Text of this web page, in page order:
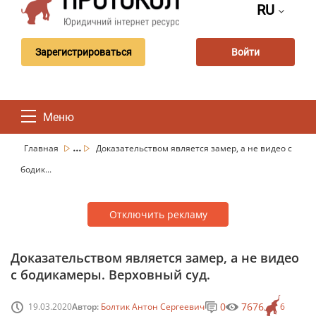
RU
Зарегистрироваться Войти
Меню
Главная ...
Доказательством является замер, а не видео с
бодик...
Отключить рекламу
Доказательством является замер, а не видео
с бодикамеры. Верховный суд.
19.03.2020Автор: Болтик Антон Сергеевич 6
0 7676